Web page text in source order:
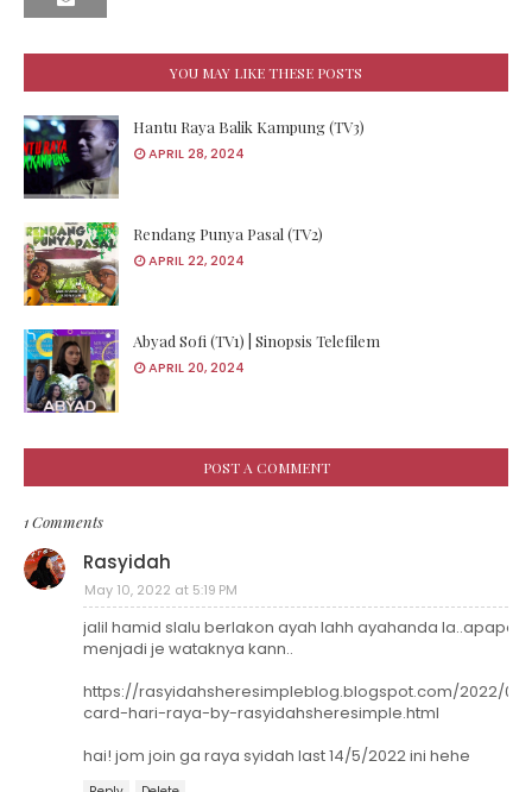
YOU MAY LIKE THESE POSTS
Hantu Raya Balik Kampung (TV3)
APRIL 28, 2024
Rendang Punya Pasal (TV2)
APRIL 22, 2024
Abyad Sofi (TV1) | Sinopsis Telefilem
APRIL 20, 2024
POST A COMMENT
1 Comments
Rasyidah
May 10, 2022 at 5:19 PM
jalil hamid slalu berlakon ayah lahh ayahanda la..apapon
menjadi je wataknya kann..
https://rasyidahsheresimpleblog.blogspot.com/2022/
card-hari-raya-by-rasyidahsheresimple.html
hai! jom join ga raya syidah last 14/5/2022 ini hehe